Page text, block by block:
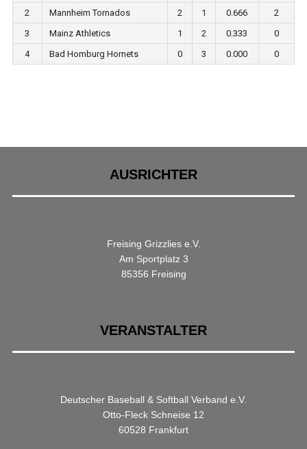
2
Mannheim Tornados 2 1 0.666
2
3
Mainz Athletics 1 2 0.333
0
4
Bad Homburg Hornets 0 3 0.000 0
AUSRICHTER
Freising Grizzlies e.V.
Am Sportplatz 3
85356 Freising
VERANSTALTER
Deutscher Baseball & Softball Verband e.V.
Otto-Fleck Schneise 12
60528 Frankfurt